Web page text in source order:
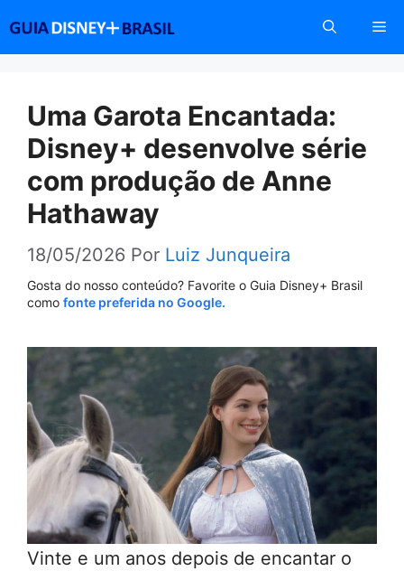
conteúdo
Uma Garota Encantada:
Disney+ desenvolve série
com produção de Anne
Hathaway
18/05/2026 Por Luiz Junqueira
Gosta do nosso conteúdo? Favorite o Guia Disney+ Brasil
como fonte preferida no Google.
Vinte e um anos depois de encantar o